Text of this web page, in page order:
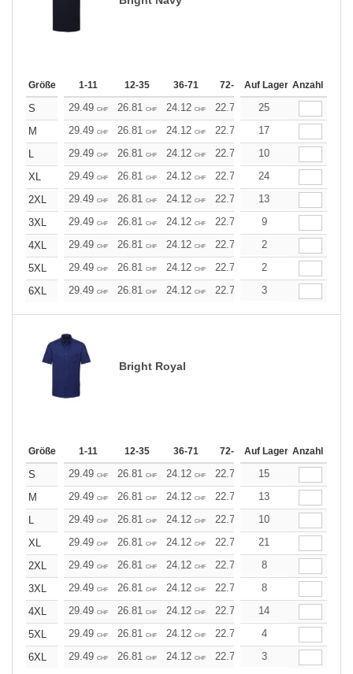
Größe 1-11 12-35 36-71 72-143 144-287 288 +
Auf Lager Anzahl
S 29.49 CHF 26.81 CHF 24.12 CHF 22.78 21.45
25
M
29.49 CHF 26.81 CHF 24.12 CHF 22.78 21.45
17
L
29.49 CHF 26.81 CHF 24.12 CHF 22.78 21.45
10
XL
29.49 CHF 26.81 CHF 24.12 CHF 22.78 21.45
24
2XL
29.49 CHF 26.81 CHF 24.12 CHF 22.78 21.45
13
3XL
29.49 CHF 26.81 CHF 24.12 CHF 22.78 21.45
9
4XL
29.49 CHF 26.81 CHF 24.12 CHF 22.78 21.45
2
5XL
29.49 CHF 26.81 CHF 24.12 CHF 22.78 21.45
2
6XL
29.49 CHF 26.81 CHF 24.12 CHF 22.78 21.45
3
Bright Royal
Größe 1-11 12-35 36-71 72-143 144-287 288 +
Auf Lager Anzahl
S 29.49 CHF 26.81 CHF 24.12 CHF 22.78 21.45
15
M
29.49 CHF 26.81 CHF 24.12 CHF 22.78 21.45
13
L
29.49 CHF 26.81 CHF 24.12 CHF 22.78 21.45
10
XL
29.49 CHF 26.81 CHF 24.12 CHF 22.78 21.45
21
2XL
29.49 CHF 26.81 CHF 24.12 CHF 22.78 21.45
8
3XL
29.49 CHF 26.81 CHF 24.12 CHF 22.78 21.45
8
4XL
29.49 CHF 26.81 CHF 24.12 CHF 22.78 21.45
14
5XL
29.49 CHF 26.81 CHF 24.12 CHF 22.78 21.45
4
6XL
29.49 CHF 26.81 CHF 24.12 CHF 22.78 21.45
3